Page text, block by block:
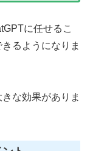
に任せるこ
るようになりま
な効果がありま